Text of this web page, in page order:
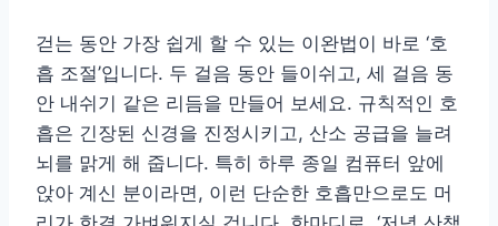
걷는 동안 가장 쉽게 할 수 있는 이완법이 바로 ‘호
흡 조절’입니다. 두 걸음 동안 들이쉬고, 세 걸음 동
안 내쉬기 같은 리듬을 만들어 보세요. 규칙적인 호
흡은 긴장된 신경을 진정시키고, 산소 공급을 늘려
뇌를 맑게 해 줍니다. 특히 하루 종일 컴퓨터 앞에
앉아 계신 분이라면, 이런 단순한 호흡만으로도 머